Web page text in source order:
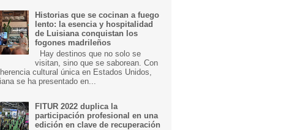
Historias que se cocinan a fuego
lento: la esencia y hospitalidad
de Luisiana conquistan los
fogones madrileños
Hay destinos que no solo se
visitan, sino que se saborean. Con
cultural única en Estados Unidos,
se ha presentado en...
FITUR 2022 duplica la
participación profesional en una
edición en clave de recuperación